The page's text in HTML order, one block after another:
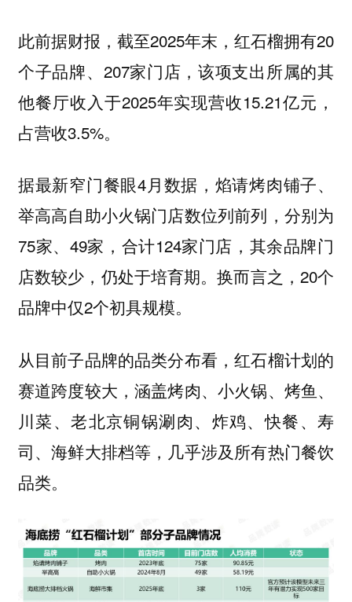
此前据财报，截至2025年末，红石榴拥有20
个子品牌、207家门店，该项支出所属的其
他餐厅收入于2025年实现营收15.21亿元，
占营收3.5%。
据最新窄门餐眼4月数据，焰请烤肉铺子、
举高高自助小火锅门店数位列前列，分别为
75家、49家，合计124家门店，其余品牌门
店数较少，仍处于培育期。换而言之，20个
品牌中仅2个初具规模。
从目前子品牌的品类分布看，红石榴计划的
赛道跨度较大，涵盖烤肉、小火锅、烤鱼、
川菜、老北京铜锅涮肉、炸鸡、快餐、寿
司、海鲜大排档等，几乎涉及所有热门餐饮
品类。